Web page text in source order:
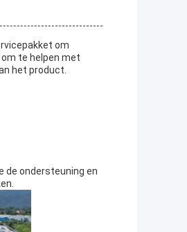
om
te helpen met
het product.
de ondersteuning en